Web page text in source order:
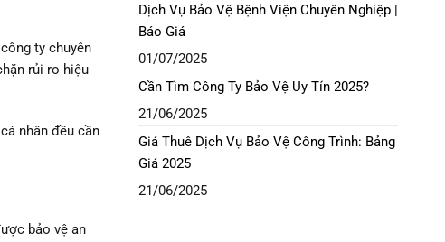
ty chuyên
rủi ro hiệu
nhân đều cần
bảo vệ an
Dịch Vụ Bảo Vệ Bệnh Viện Chuyên Nghiệp |
Báo Giá
01/07/2025
Cần Tìm Công Ty Bảo Vệ Uy Tín 2025?
21/06/2025
Giá Thuê Dịch Vụ Bảo Vệ Công Trình: Bảng
Giá 2025
21/06/2025